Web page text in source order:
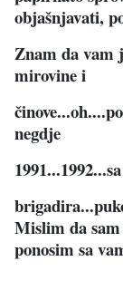
objašnjavati,
Znam da vam
mirovine i
negdje
Mislim da
ponosim sa